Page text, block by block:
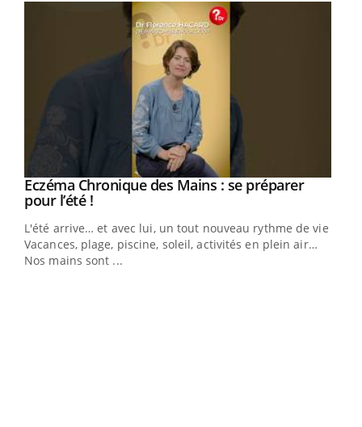
Youtube
Eczéma Chronique des Mains : se préparer
pour l’été !Youtube
L'été arrive… et avec lui, un tout nouveau rythme de vie !
Vacances, plage, piscine, soleil, activités en plein air…
Nos mains sont ...